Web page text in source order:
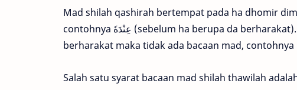
Mad shilah qashirah bertempat pada ha dhomir
contohnya عِنْدَهٗ (sebelum ha berupa da berharakat). Jika sebelum ha dhomir hurufnya tidak
Salah satu syarat bacaan mad shilah thawilah